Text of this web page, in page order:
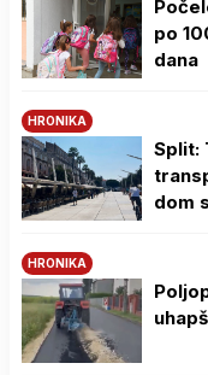
po
dana
HRONIKA
Split:
dom
HRONIKA